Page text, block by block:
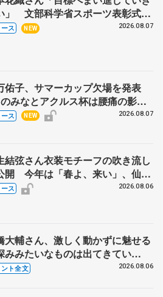
」 文部科学省スポーツ表彰式で
謝辞
ス NEW 2026.08.07
佑子、サマーカップ欠場を発表
みなとアクルス杯は腰痛の影響
ス NEW 2026.08.07
結弦さん衣装モチーフの吹き流し
開 今年は「春よ、来い」、仙台
鳳殿
ス 2026.08.06
大輔さん、激しく動かずに魅せる
みみたいなものは出てきてい
」 〝兄さん〟と慕うレジェンド
ト全文 2026.08.06